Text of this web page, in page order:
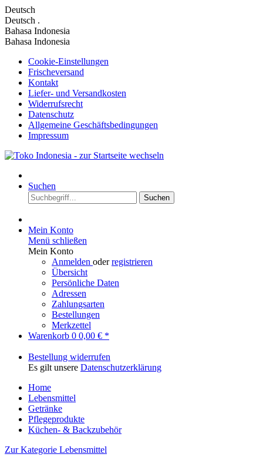
Deutsch
Deutsch .
Bahasa Indonesia
Bahasa Indonesia
Cookie-Einstellungen
Frischeversand
Kontakt
Liefer- und Versandkosten
Widerrufsrecht
Datenschutz
Allgemeine Geschäftsbedingungen
Impressum
Suchen
Suchen
Mein Konto
Menü schließen
Mein Konto
Anmelden oderregistrieren
Übersicht
Persönliche Daten
Adressen
Zahlungsarten
Bestellungen
Merkzettel
Warenkorb 0 0,00 € *
Bestellung widerrufen
Es gilt unsere Datenschutzerklärung
Home
Lebensmittel
Getränke
Pflegeprodukte
Küchen- & Backzubehör
Zur Kategorie Lebensmittel